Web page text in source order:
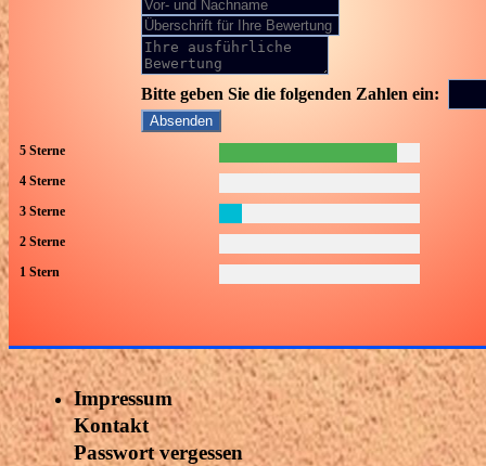
Bitte geben Sie die folgenden Zahlen ein:
Absenden
5 Sterne
4 Sterne
3 Sterne
2 Sterne
1 Stern
Impressum
Kontakt
Passwort vergessen